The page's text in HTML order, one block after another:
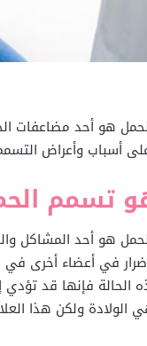
هو أحد مضاعفات
أسباب وأعراض
تسمم
هو أحد المشاكل
الحالة فإنها قد تؤدي
الولادة ولكن هذا